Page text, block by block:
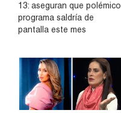
13: aseguran que polémico
programa saldría de
pantalla este mes